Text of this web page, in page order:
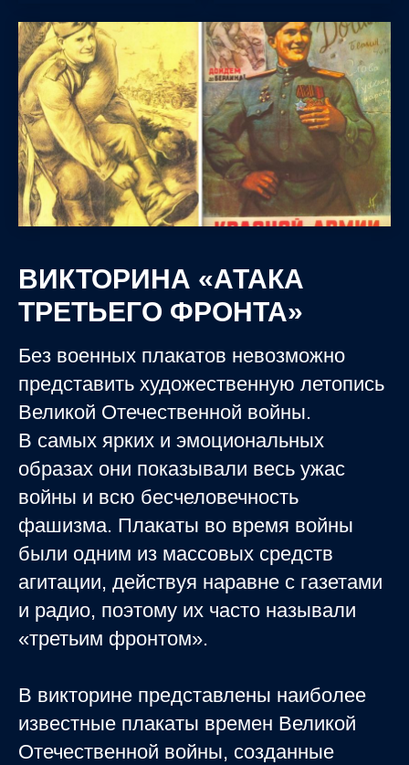
ВИКТОРИНА «АТАКА
ТРЕТЬЕГО ФРОНТА»
Без военных плакатов невозможно
представить художественную летопись
Великой Отечественной войны.
В самых ярких и эмоциональных
образах они показывали весь ужас
войны и всю бесчеловечность
фашизма. Плакаты во время войны
были одним из массовых средств
агитации, действуя наравне с газетами
и радио, поэтому их часто называли
«третьим фронтом».
В викторине представлены наиболее
известные плакаты времен Великой
Отечественной войны, созданные